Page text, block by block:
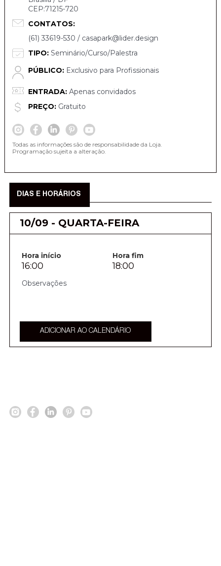
CEP:71215-720
CONTATOS:
(61) 33619-530 / casapark@lider.design
TIPO:Seminário/Curso/Palestra
PÚBLICO:Exclusivo para Profissionais
ENTRADA:Apenas convidados
PREÇO:Gratuito
Todas as informações são de responsabilidade da Loja.
Programação sujeita a alteração.
DIAS E HORÁRIOS
10/09 - QUARTA-FEIRA
Hora início Hora fim
16:00 18:00
ADICIONAR AO CALENDÁRIO